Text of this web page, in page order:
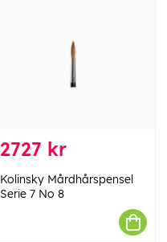
2727 kr
Kolinsky Mårdhårspensel
Serie 7 No 8